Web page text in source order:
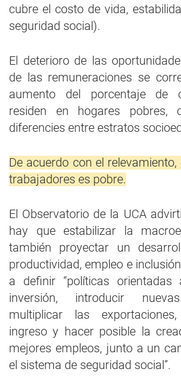
cubre el costo de vida,
seguridad social).
El deterioro de las
de las remuneraciones se
aumento del porcentaje de
residen en hogares pobres,
diferencies entre estratos
De acuerdo con el relevamiento,
trabajadores es pobre.
El Observatorio de la UCA
hay que estabilizar la
también proyectar un
productividad, empleo e
a definir “políticas
inversión, introducir
multiplicar las
ingreso y hacer posible la
mejores empleos, junto a un
el sistema de seguridad social”.